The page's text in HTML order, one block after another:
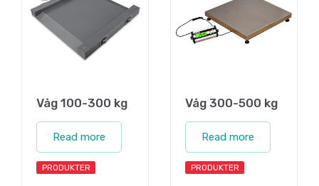
Våg 100-300 kg
Read more
PRODUKTER
Våg 300-500 kg
Read more
PRODUKTER